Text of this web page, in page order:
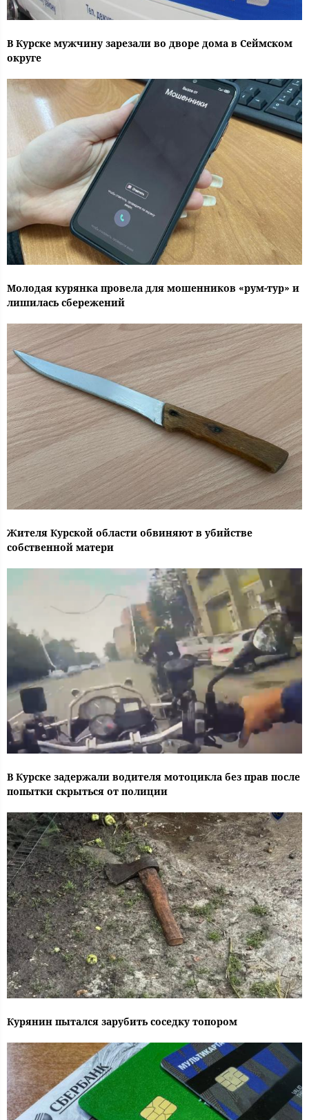
В Курске мужчину зарезали во дворе дома в Сеймском
округе
Молодая курянка провела для мошенников «рум-тур» и
лишилась сбережений
Жителя Курской области обвиняют в убийстве
собственной матери
В Курске задержали водителя мотоцикла без прав после
попытки скрыться от полиции
Курянин пытался зарубить соседку топором